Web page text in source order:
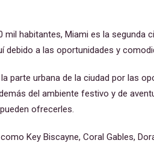
habitantes, Miami es la segunda
debido a las oportunidades y
parte urbana de la ciudad por las
del ambiente festivo y de
ofrecerles.
Key Biscayne, Coral Gables,